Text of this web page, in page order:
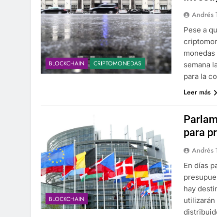
BLOCKCHAIN CRIPTOMONEDAS
Andrés
Pese a
semana
para la
Leer más
BLOCKCHAIN
para
Andrés
En días
hay